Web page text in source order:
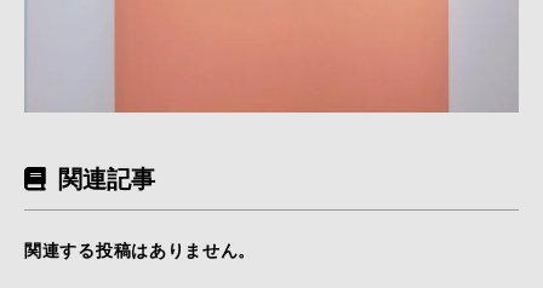
関連記事
関連する投稿はありません。